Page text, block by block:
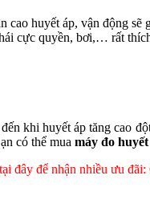
huyết áp, vận động
cực quyền, bơi,… rất
khi huyết áp tăng cao
có thể mua máy đo
đây để nhận nhiều ưu